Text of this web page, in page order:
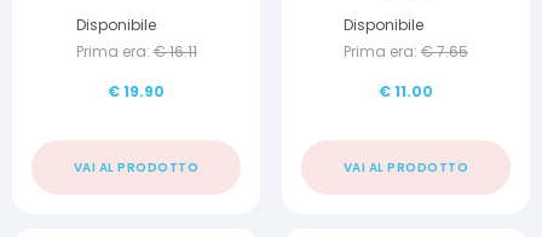
Disponibile
Prima era: €16.11
€19.90
VAI AL PRODOTTO
Disponibile
Prima era: €7.65
€11.00
VAI AL PRODOTTO